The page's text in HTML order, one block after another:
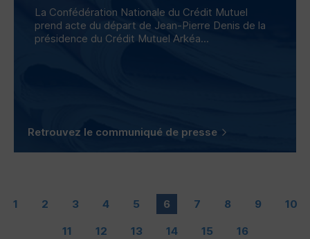
La Confédération Nationale du Crédit Mutuel
prend acte du départ de Jean-Pierre Denis de la
présidence du Crédit Mutuel Arkéa...
Retrouvez le communiqué de presse
1 2 3 4 5 6 7 8 9 10
11 12 13 14 15 16